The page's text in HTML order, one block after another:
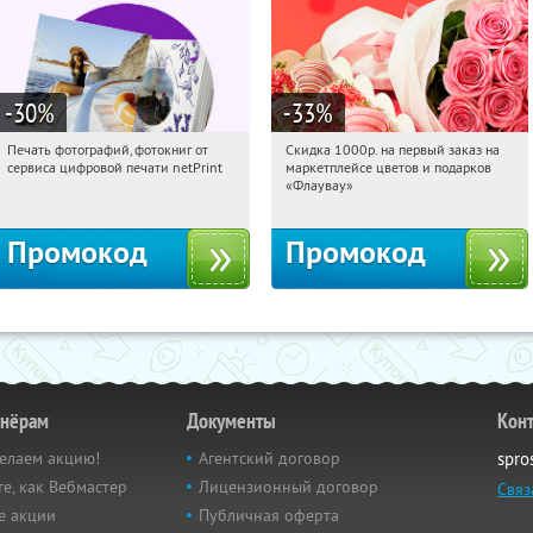
-30%
16:08:39 Получили:
Печать фотографий, фотокниг от
сервиса цифровой печати netPrint
Промокод
-33%
16:08:39 Получили:
Россия
Скидка 1000р. на первый заказ на
маркетплейсе цветов и подарков
«Флаувау»
Промокод
акцию!
как Вебмастер
акции
Документы
Агентский договор
Лицензионный договор
Публичная оферта